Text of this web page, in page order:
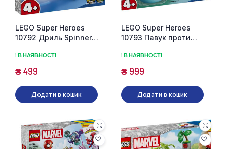
LEGO Super Heroes
10792 Дриль Spinner
деталей)
1 В НАЯВНОСТІ
₴499
Додати в кошик
LEGO Super Heroes
10793 Павук проти
деталі)
1 В НАЯВНОСТІ
₴999
Додати в кошик